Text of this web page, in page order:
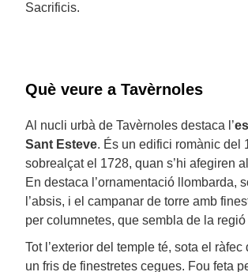
Sacrificis.
Què veure a Tavèrnoles
Al nucli urbà de Tavèrnoles destaca l’
Sant Esteve. És un edifici romànic del
sobrealçat el 1728, quan s’hi afegiren
En destaca l’ornamentació llombarda,
l’absis, i el campanar de torre amb
per columnetes, que sembla de la
Tot l’exterior del temple té, sota el ràfec
un fris de finestretes cegues. Fou feta